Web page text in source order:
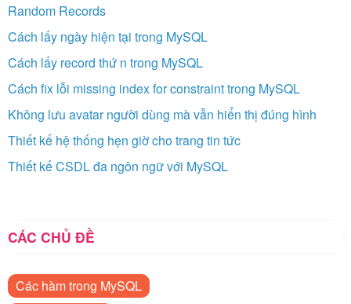
Random Records
Cách lấy ngày hiện tại trong MySQL
Cách lấy record thứ n trong MySQL
Cách fix lỗi missing index for constraint trong MySQL
Không lưu avatar người dùng mà vẫn hiển thị đúng hình
Thiết kế hệ thống hẹn giờ cho trang tin tức
Thiết kế CSDL đa ngôn ngữ với MySQL
CÁC CHỦ ĐỀ
Các hàm trong MySQL